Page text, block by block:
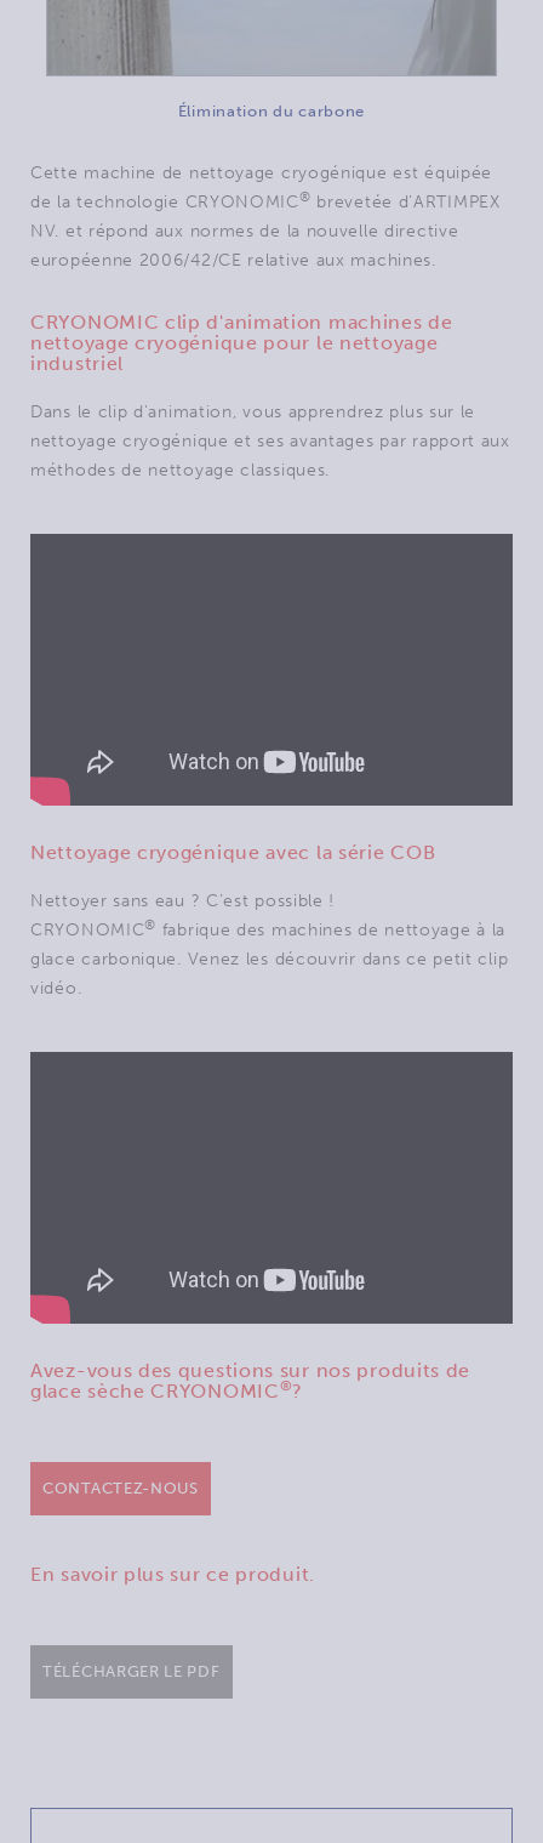
Élimination du carbone
Cette machine de nettoyage cryogénique est équipée
de la technologie CRYONOMIC® brevetée d’ARTIMPEX
NV. et répond aux normes de la nouvelle directive
européenne 2006/42/CE relative aux machines.
CRYONOMIC clip d'animation machines de
nettoyage cryogénique pour le nettoyage
industriel
Dans le clip d'animation, vous apprendrez plus sur le
nettoyage cryogénique et ses avantages par rapport aux
méthodes de nettoyage classiques.
Nettoyage cryogénique avec la série COB
Nettoyer sans eau ? C’est possible !
CRYONOMIC® fabrique des machines de nettoyage à la
glace carbonique. Venez les découvrir dans ce petit clip
vidéo.
Avez-vous des questions sur nos produits de
glace sèche CRYONOMIC®?
CONTACTEZ-NOUS
En savoir plus sur ce produit.
TÉLÉCHARGER LE PDF